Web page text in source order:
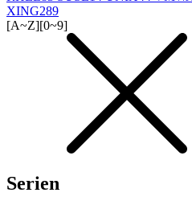
XING289
[A~Z][0~9]
Serien